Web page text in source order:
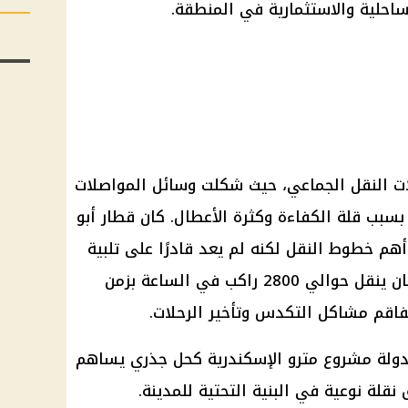
والاستثمارية في المنطقة.
النقل الجماعي، حيث شكلت وسائل المواصلات
قلة الكفاءة وكثرة الأعطال. كان قطارأبو
خطوط النقل لكنه لم يعد قادرًا على تلبية
احتياجات السكان المتزايدة. حيث كان ينقل حوالي 2800 راكب في الساعة بزمن
مشروع مترو الإسكندرية كحل جذري يساهم
نوعية في البنية التحتية للمدينة.